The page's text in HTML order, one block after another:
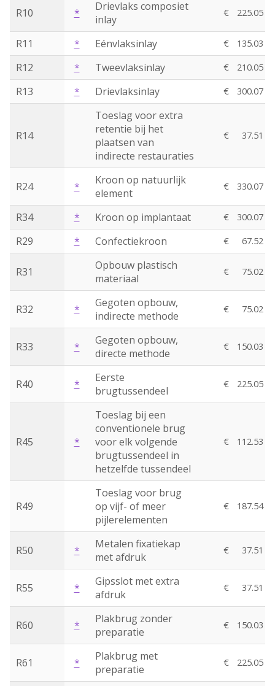
R10 *
Drievlaks composiet
inlay
€ 225.05
R11 * Eénvlaksinlay € 135.03
R12 * Tweevlaksinlay € 210.05
R13 * Drievlaksinlay € 300.07
R14
Toeslag voor extra
retentie bij het
plaatsen van
indirecte restauraties
€ 37.51
R24 *
Kroon op natuurlijk
element
€ 330.07
R34 * Kroon op implantaat € 300.07
R29 * Confectiekroon € 67.52
R31
Opbouw plastisch
materiaal
€ 75.02
R32 *
Gegoten opbouw,
indirecte methode
€ 75.02
R33 *
Gegoten opbouw,
directe methode
€ 150.03
R40 *
Eerste
brugtussendeel
€ 225.05
R45 *
Toeslag bij een
conventionele brug
voor elk volgende
brugtussendeel in
hetzelfde tussendeel
€ 112.53
R49
Toeslag voor brug
op vijf- of meer
pijlerelementen
€ 187.54
R50 *
Metalen fixatiekap
met afdruk
€ 37.51
R55 *
Gipsslot met extra
afdruk
€ 37.51
R60 *
Plakbrug zonder
preparatie
€ 150.03
R61 *
Plakbrug met
preparatie
€ 225.05